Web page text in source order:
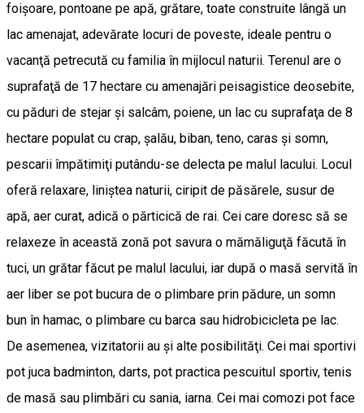
foişoare, pontoane pe apă, grătare, toate construite lângă un
lac amenajat, adevărate locuri de poveste, ideale pentru o
vacanţă petrecută cu familia în mijlocul naturii. Terenul are o
suprafaţă de 17 hectare cu amenajări peisagistice deosebite,
cu păduri de stejar şi salcâm, poiene, un lac cu suprafaţa de 8
hectare populat cu crap, şalău, biban, teno, caras şi somn,
pescarii împătimiţi putându-se delecta pe malul lacului. Locul
oferă relaxare, liniştea naturii, ciripit de păsărele, susur de
apă, aer curat, adică o părticică de rai. Cei care doresc să se
relaxeze în această zonă pot savura o mămăliguţă făcută în
tuci, un grătar făcut pe malul lacului, iar după o masă servită în
aer liber se pot bucura de o plimbare prin pădure, un somn
bun în hamac, o plimbare cu barca sau hidrobicicleta pe lac.
De asemenea, vizitatorii au şi alte posibilităţi. Cei mai sportivi
pot juca badminton, darts, pot practica pescuitul sportiv, tenis
de masă sau plimbări cu sania, iarna. Cei mai comozi pot face